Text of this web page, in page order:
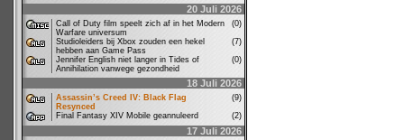
20 Juli 2026
Call of Duty film speelt zich af in het Modern
Warfare universum
(0)
Studioleiders bij Xbox zouden een hekel
hebben aan Game Pass
(7)
Jennifer English niet langer in Tides of
Annihilation vanwege gezondheid
(0)
18 Juli 2026
Assassin’s Creed IV: Black Flag
Resynced
(9)
Final Fantasy XIV Mobile geannuleerd
(2)
17 Juli 2026